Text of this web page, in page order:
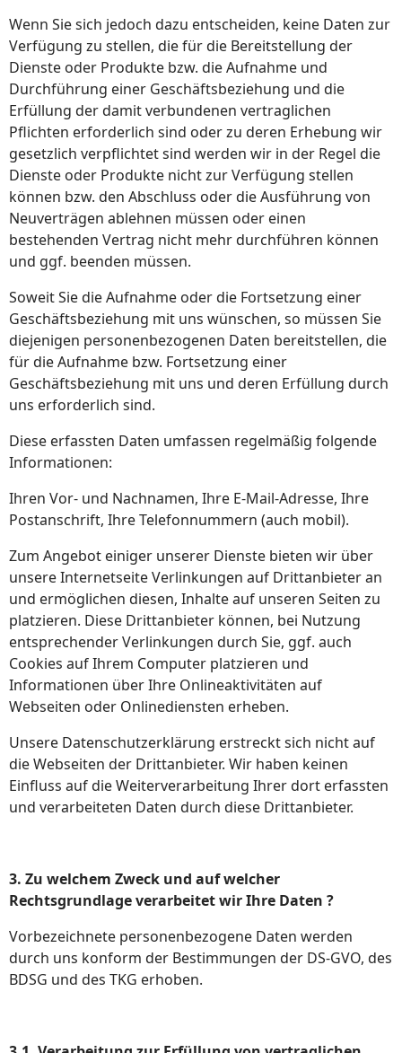
Wenn Sie sich jedoch dazu entscheiden, keine Daten zur
Verfügung zu stellen, die für die Bereitstellung der
Dienste oder Produkte bzw. die Aufnahme und
Durchführung einer Geschäftsbeziehung und die
Erfüllung der damit verbundenen vertraglichen
Pflichten erforderlich sind oder zu deren Erhebung wir
gesetzlich verpflichtet sind werden wir in der Regel die
Dienste oder Produkte nicht zur Verfügung stellen
können bzw. den Abschluss oder die Ausführung von
Neuverträgen ablehnen müssen oder einen
bestehenden Vertrag nicht mehr durchführen können
und ggf. beenden müssen.
Soweit Sie die Aufnahme oder die Fortsetzung einer
Geschäftsbeziehung mit uns wünschen, so müssen Sie
diejenigen personenbezogenen Daten bereitstellen, die
für die Aufnahme bzw. Fortsetzung einer
Geschäftsbeziehung mit uns und deren Erfüllung durch
uns erforderlich sind.
Diese erfassten Daten umfassen regelmäßig folgende
Informationen:
Ihren Vor- und Nachnamen, Ihre E-Mail-Adresse, Ihre
Postanschrift, Ihre Telefonnummern (auch mobil).
Zum Angebot einiger unserer Dienste bieten wir über
unsere Internetseite Verlinkungen auf Drittanbieter an
und ermöglichen diesen, Inhalte auf unseren Seiten zu
platzieren. Diese Drittanbieter können, bei Nutzung
entsprechender Verlinkungen durch Sie, ggf. auch
Cookies auf Ihrem Computer platzieren und
Informationen über Ihre Onlineaktivitäten auf
Webseiten oder Onlinediensten erheben.
Unsere Datenschutzerklärung erstreckt sich nicht auf
die Webseiten der Drittanbieter. Wir haben keinen
Einfluss auf die Weiterverarbeitung Ihrer dort erfassten
und verarbeiteten Daten durch diese Drittanbieter.
3. Zu welchem Zweck und auf welcher
Rechtsgrundlage verarbeitet wir Ihre Daten ?
Vorbezeichnete personenbezogene Daten werden
durch uns konform der Bestimmungen der DS-GVO, des
BDSG und des TKG erhoben.